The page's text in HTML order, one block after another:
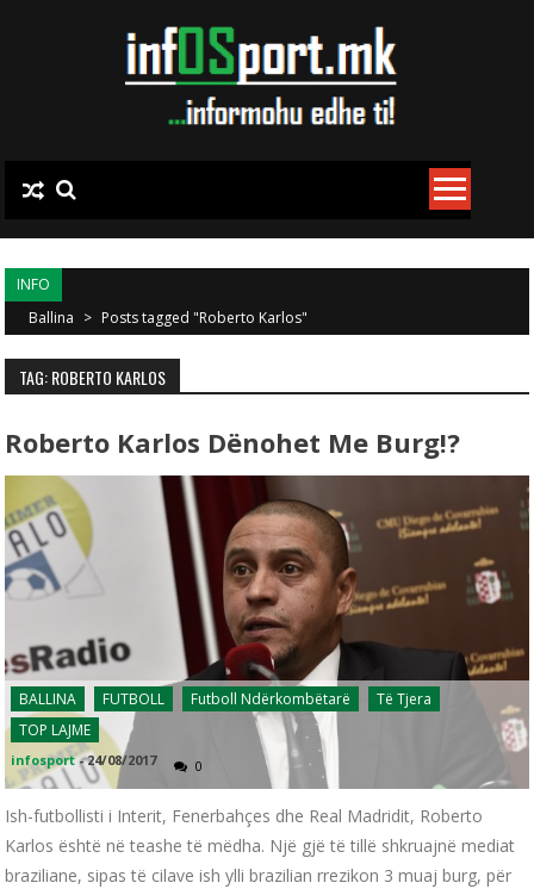
INFO
Ballina > Posts tagged "Roberto Karlos"
TAG: ROBERTO KARLOS
Roberto Karlos Dënohet Me Burg!?
BALLINA FUTBOLL Futboll Ndërkombëtarë
Të Tjera
TOP LAJME
infosport -24/08/2017 0
Ish-futbollisti i Interit, Fenerbahçes dhe Real Madridit, Roberto
Karlos është në teashe të mëdha. Një gjë të tillë shkruajnë mediat
braziliane, sipas të cilave ish ylli brazilian rrezikon 3 muaj burg, për